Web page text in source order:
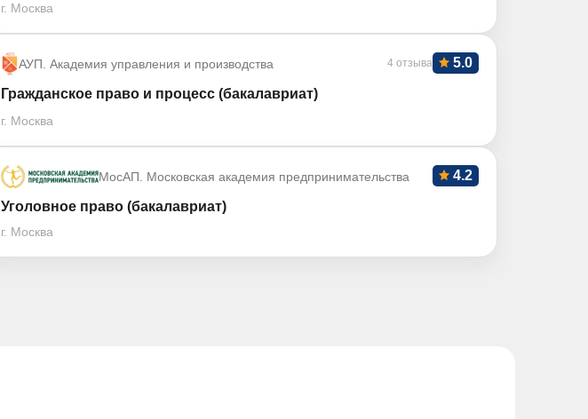
г. Москва
АУП. Академия управления и производства 4 отзыва 5.0
Гражданское право и процесс (бакалавриат)
г. Москва
МосАП. Московская академия предпринимательства 4.2
Уголовное право (бакалавриат)
г. Москва